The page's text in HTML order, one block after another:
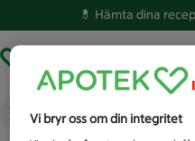
💊 Hämta dina
Vad letar du efter
Vi bryr oss om din integritet